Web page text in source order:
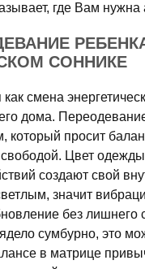
где Вам нужна
СОННИКЕ
смена
дома.
который просит
Цвет
создают свой
значит
без лишнего
сумбурно, это
в матрице